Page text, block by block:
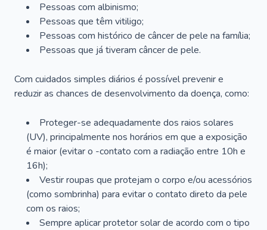
Pessoas com albinismo;
Pessoas que têm vitiligo;
Pessoas com histórico de câncer de pele na família;
Pessoas que já tiveram câncer de pele.
Com cuidados simples diários é possível prevenir e
reduzir as chances de desenvolvimento da doença, como:
Proteger-se adequadamente dos raios solares
(UV), principalmente nos horários em que a exposição
é maior (evitar o -contato com a radiação entre 10h e
16h);
Vestir roupas que protejam o corpo e/ou acessórios
(como sombrinha) para evitar o contato direto da pele
com os raios;
Sempre aplicar protetor solar de acordo com o tipo